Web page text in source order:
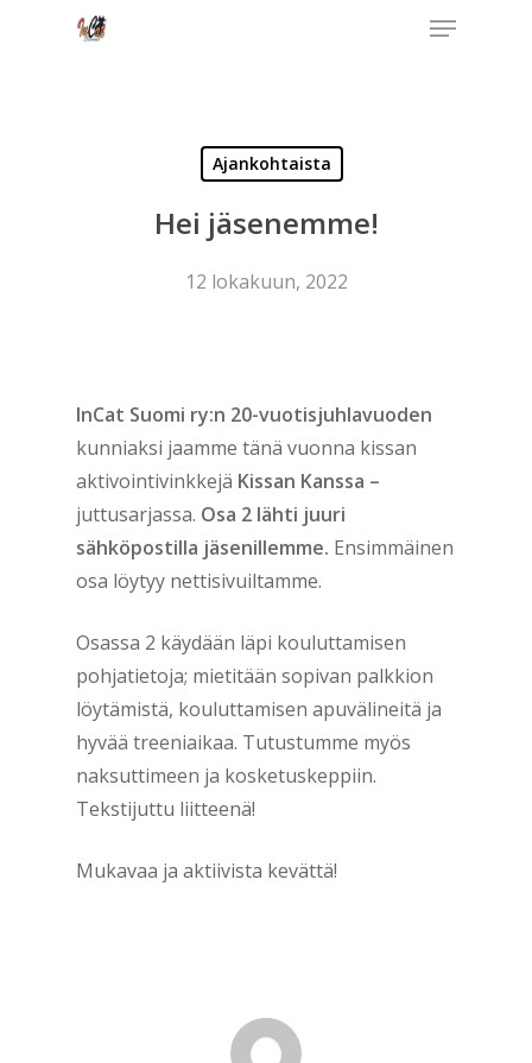
Menu
Ajankohtaista
Hei jäsenemme!
12 lokakuun, 2022
InCat Suomi ry:n 20-vuotisjuhlavuoden
kunniaksi jaamme tänä vuonna kissan
aktivointivinkkejä Kissan Kanssa –
juttusarjassa. Osa 2 lähti juuri
sähköpostilla jäsenillemme. Ensimmäinen
osa löytyy nettisivuiltamme.
Osassa 2 käydään läpi kouluttamisen
pohjatietoja; mietitään sopivan palkkion
löytämistä, kouluttamisen apuvälineitä ja
hyvää treeniaikaa. Tutustumme myös
naksuttimeen ja kosketuskeppiin.
Tekstijuttu liitteenä!
Mukavaa ja aktiivista kevättä!